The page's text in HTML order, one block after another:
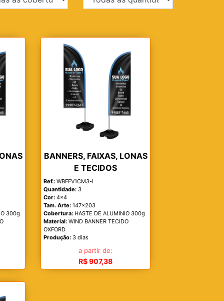
300g
BANNERS, FAIXAS, LONAS
E TECIDOS
Ref.: WBFFV1CM3-i
Quantidade: 3
Cor: 4x4
Tam. Arte: 147x203
Cobertura: HASTE DE ALUMINIO 300g
Material: WIND BANNER TECIDO
OXFORD
Produção: 3 dias
a partir de:
R$ 907,38